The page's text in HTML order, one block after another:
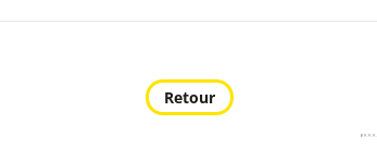
Retour